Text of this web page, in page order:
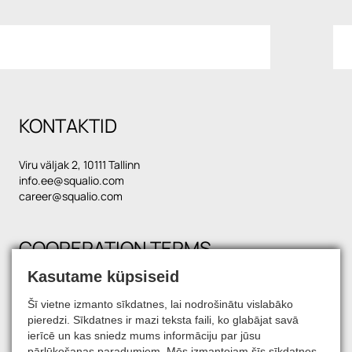
KONTAKTID
Viru väljak 2, 10111 Tallinn
info.ee@squalio.com
career@squalio.com
COOPERATION TERMS
FIND US ON SOCIAL MEDIA
Kasutame küpsiseid
Šī vietne izmanto sīkdatnes, lai nodrošinātu vislabāko
pieredzi. Sīkdatnes ir mazi teksta faili, ko glabājat savā
ierīcē un kas sniedz mums informāciju par jūsu